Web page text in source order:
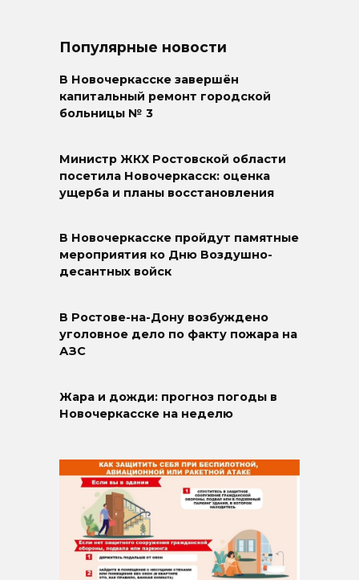
Популярные новости
В Новочеркасске завершён
капитальный ремонт городской
больницы № 3
Министр ЖКХ Ростовской области
посетила Новочеркасск: оценка
ущерба и планы восстановления
В Новочеркасске пройдут памятные
мероприятия ко Дню Воздушно-
десантных войск
В Ростове-на-Дону возбуждено
уголовное дело по факту пожара на
АЗС
Жара и дожди: прогноз погоды в
Новочеркасске на неделю